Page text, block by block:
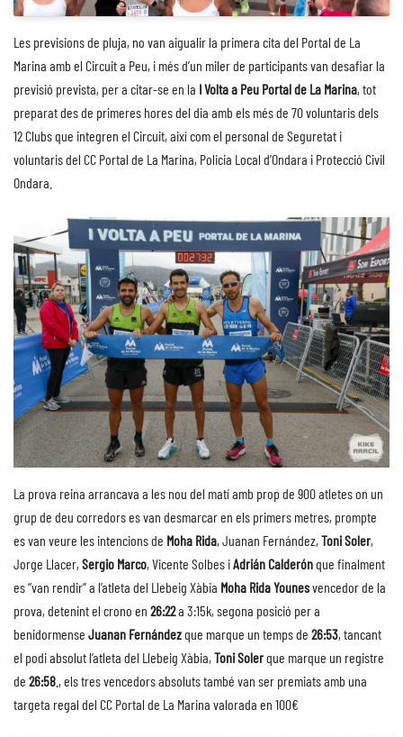
Les previsions de pluja, no van aigualir la primera cita del Portal de La
Marina amb el Circuit a Peu, i més d’un miler de participants van desafiar la
previsió prevista, per a citar-se en la I Volta a Peu Portal de La Marina, tot
preparat des de primeres hores del dia amb els més de 70 voluntaris dels
12 Clubs que integren el Circuit, així com el personal de Seguretat i
voluntaris del CC Portal de La Marina, Policia Local d’Ondara i Protecció Civil
Ondara.
La prova reina arrancava a les nou del matí amb prop de 900 atletes on un
grup de deu corredors es van desmarcar en els primers metres, prompte
es van veure les intencions de Moha Rida, Juanan Fernández, Toni Soler,
Jorge Llacer, Sergio Marco, Vicente Solbes iAdrián Calderónque finalment
es “van rendir” a l’atleta del Llebeig Xàbia Moha Rida Younesvencedor de la
prova, detenint el crono en 26:22a 3:15k, segona posició per a
benidormense Juanan Fernándezque marque un temps de 26:53, tancant
el podi absolut l’atleta del Llebeig Xàbia, Toni Solerque marque un registre
de 26:58 ., els tres vencedors absoluts també van ser premiats amb una
targeta regal del CC Portal de La Marina valorada en 100€